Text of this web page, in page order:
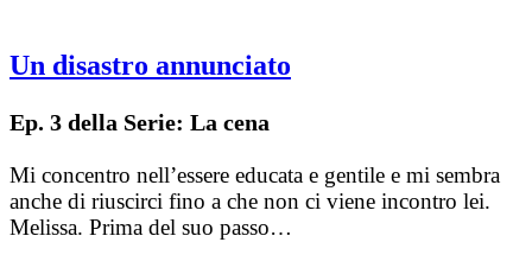
Un disastro annunciato
Ep. 3 della Serie: La cena
Mi concentro nell’essere educata e gentile e mi sembra
anche di riuscirci fino a che non ci viene incontro lei.
Melissa. Prima del suo passo…